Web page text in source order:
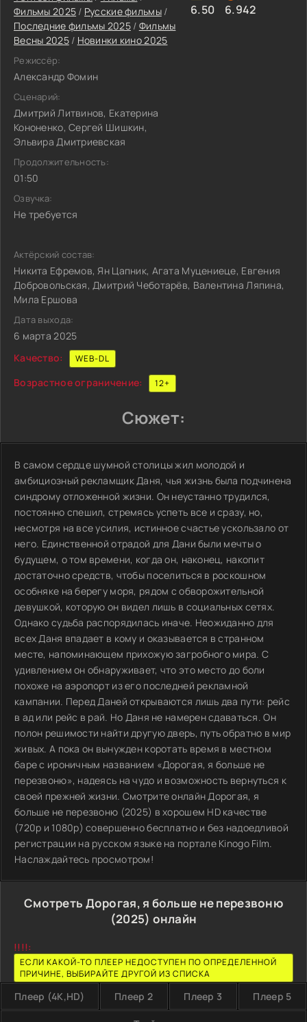
Фильмы 2025 / Русские фильмы/
Последние фильмы 2025/ Фильмы
Весны 2025/ Новинки кино 2025
Режиссёр:
Александр Фомин
Сценарий:
Дмитрий Литвинов, Екатерина
Кононенко, Сергей Шишкин,
Эльвира Дмитриевская
Продолжительность:
01:50
Озвучка:
Не требуется
6.50 6.942
Актёрский состав:
Никита Ефремов, Ян Цапник, Агата Муцениеце, Евгения
Добровольская, Дмитрий Чеботарёв, Валентина Ляпина,
Мила Ершова
Дата выхода:
6 марта 2025
Качество:
WEB-DL
Возрастное ограничение: 12+
Сюжет:
В самом сердце шумной столицы жил молодой и
амбициозный рекламщик Даня, чья жизнь была подчинена
синдрому отложенной жизни. Он неустанно трудился,
постоянно спешил, стремясь успеть все и сразу, но,
несмотря на все усилия, истинное счастье ускользало от
него. Единственной отрадой для Дани были мечты о
будущем, о том времени, когда он, наконец, накопит
достаточно средств, чтобы поселиться в роскошном
особняке на берегу моря, рядом с обворожительной
девушкой, которую он видел лишь в социальных сетях.
Однако судьба распорядилась иначе. Неожиданно для
всех Даня впадает в кому и оказывается в странном
месте, напоминающем прихожую загробного мира. С
удивлением он обнаруживает, что это место до боли
похоже на аэропорт из его последней рекламной
кампании. Перед Даней открываются лишь два пути: рейс
в ад или рейс в рай. Но Даня не намерен сдаваться. Он
полон решимости найти другую дверь, путь обратно в мир
живых. А пока он вынужден коротать время в местном
баре с ироничным названием «Дорогая, я больше не
перезвоню», надеясь на чудо и возможность вернуться к
своей прежней жизни. Смотрите онлайн Дорогая, я
больше не перезвоню (2025) в хорошем HD качестве
(720p и 1080p) совершенно бесплатно и без надоедливой
регистрации на русском языке на портале Kinogo Film.
Наслаждайтесь просмотром!
Смотреть Дорогая, я больше не перезвоню
(2025) онлайн
!!!!:
ЕСЛИ КАКОЙ-ТО ПЛЕЕР НЕДОСТУПЕН ПО ОПРЕДЕЛЕННОЙ
ПРИЧИНЕ, ВЫБИРАЙТЕ ДРУГОЙ ИЗ СПИСКА
Плеер (4K,HD) Плеер 2 Плеер 3 Плеер 5